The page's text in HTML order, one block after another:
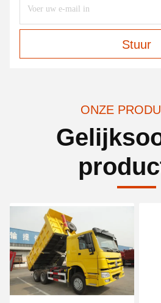
Stuur
ONZE